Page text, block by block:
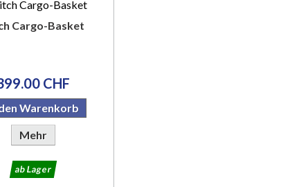
Cargo-Basket
CHF
Warenkorb
Mehr
ab Lager